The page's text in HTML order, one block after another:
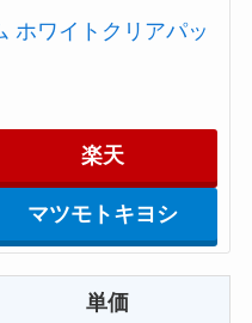
ホワイトクリアパッ
楽天
マツモトキヨシ
単価